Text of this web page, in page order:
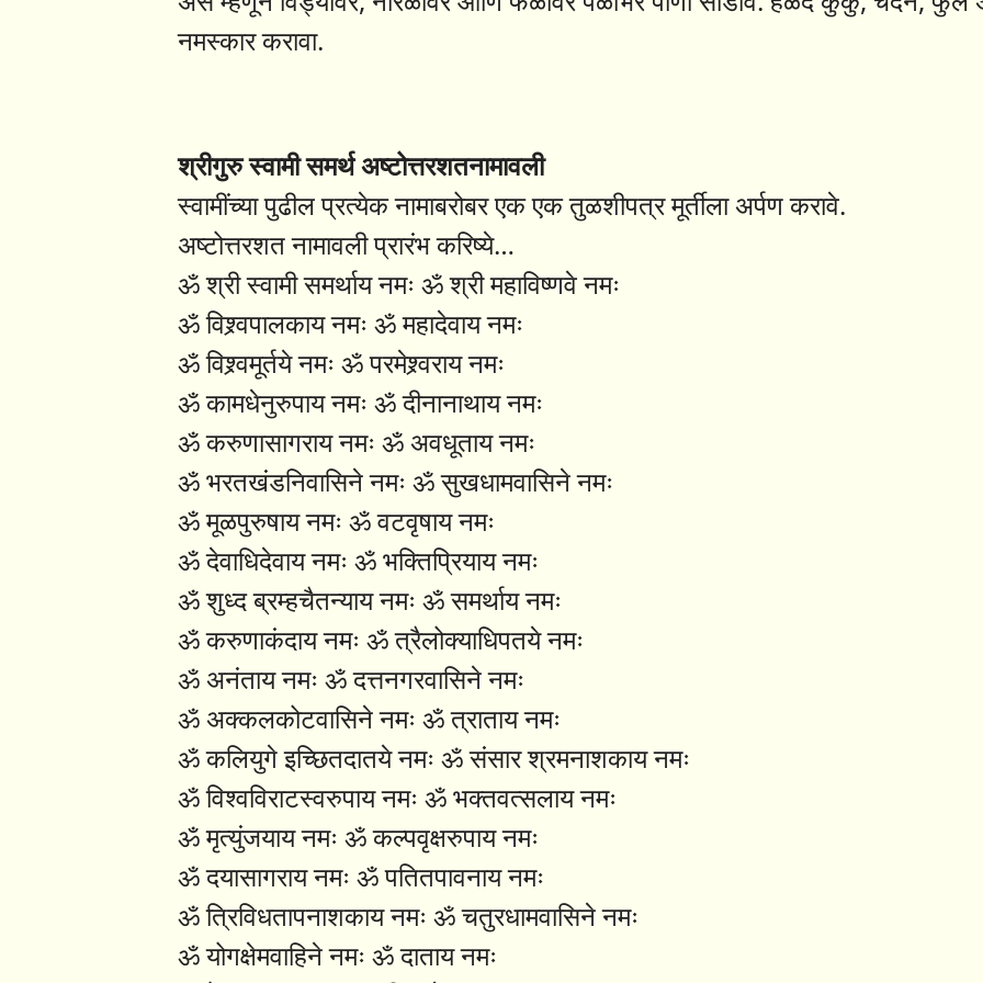
नमस्कार करावा.
श्रीगुरु स्वामी समर्थ अष्टोत्तरशतनामावली
स्वामींच्या पुढील प्रत्येक नामाबरोबर एक एक तुळशीपत्र मूर्तीला अर्पण करावे.
अष्टोत्तरशत नामावली प्रारंभ करिष्ये…
ॐ श्री स्वामी समर्थाय नमः ॐ श्री महाविष्णवे नमः
ॐ विश्र्वपालकाय नमः ॐ महादेवाय नमः
ॐ विश्र्वमूर्तये नमः ॐ परमेश्र्वराय नमः
ॐ कामधेनुरुपाय नमः ॐ दीनानाथाय नमः
ॐ करुणासागराय नमः ॐ अवधूताय नमः
ॐ भरतखंडनिवासिने नमः ॐ सुखधामवासिने नमः
ॐ मूळपुरुषाय नमः ॐ वटवृषाय नमः
ॐ देवाधिदेवाय नमः ॐ भक्तिप्रियाय नमः
ॐ शुध्द ब्रम्हचैतन्याय नमः ॐ समर्थाय नमः
ॐ करुणाकंदाय नमः ॐ त्रैलोक्याधिपतये नमः
ॐ अनंताय नमः ॐ दत्तनगरवासिने नमः
ॐ अक्कलकोटवासिने नमः ॐ त्राताय नमः
ॐ कलियुगे इच्छितदातये नमः ॐ संसार श्रमनाशकाय नमः
ॐ विश्वविराटस्वरुपाय नमः ॐ भक्तवत्सलाय नमः
ॐ मृत्युंजयाय नमः ॐ कल्पवृक्षरुपाय नमः
ॐ दयासागराय नमः ॐ पतितपावनाय नमः
ॐ त्रिविधतापनाशकाय नमः ॐ चतुरधामवासिने नमः
ॐ योगक्षेमवाहिने नमः ॐ दाताय नमः